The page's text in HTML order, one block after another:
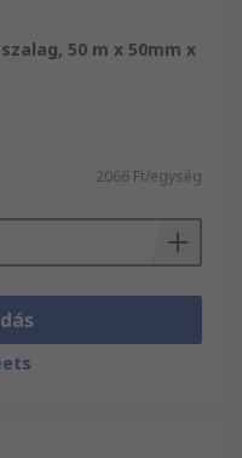
50 m x 50mm x
2066 Ft/egység